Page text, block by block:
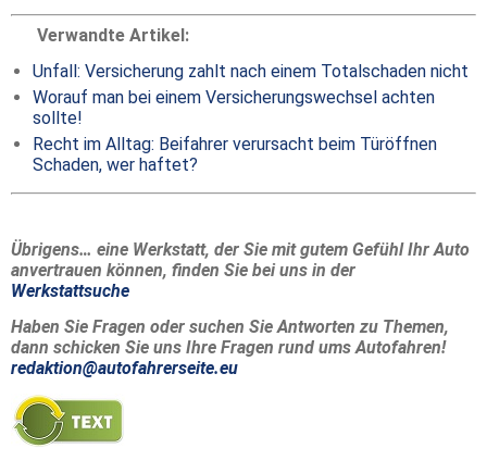
Verwandte Artikel:
Unfall: Versicherung zahlt nach einem Totalschaden nicht
Worauf man bei einem Versicherungswechsel achten
sollte!
Recht im Alltag: Beifahrer verursacht beim Türöffnen
Schaden, wer haftet?
Übrigens… eine Werkstatt, der Sie mit gutem Gefühl Ihr Auto
anvertrauen können, finden Sie bei uns in der
Werkstattsuche
Haben Sie Fragen oder suchen Sie Antworten zu Themen,
dann schicken Sie uns Ihre Fragen rund ums Autofahren!
redaktion@autofahrerseite.eu